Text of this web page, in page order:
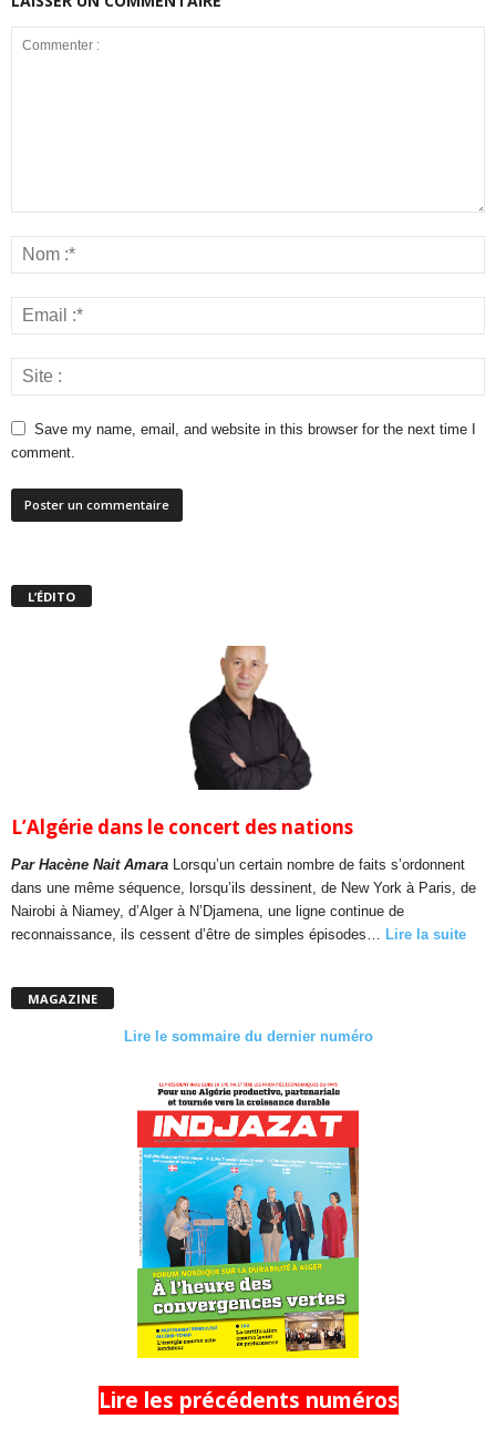
Save my name, email, and website in this browser for the next time I
comment.
L’ÉDITO
L’Algérie dans le concert des nations
Par Hacène Nait Amara
Lorsqu’un certain nombre de faits s’ordonnent
dans une même séquence, lorsqu’ils dessinent, de New York à Paris, de
Nairobi à Niamey, d’Alger à N’Djamena, une ligne continue de
reconnaissance, ils cessent d’être de simples épisodes…
Lire la suite
MAGAZINE
Lire le sommaire du dernier numéro
Lire les précédents numéros